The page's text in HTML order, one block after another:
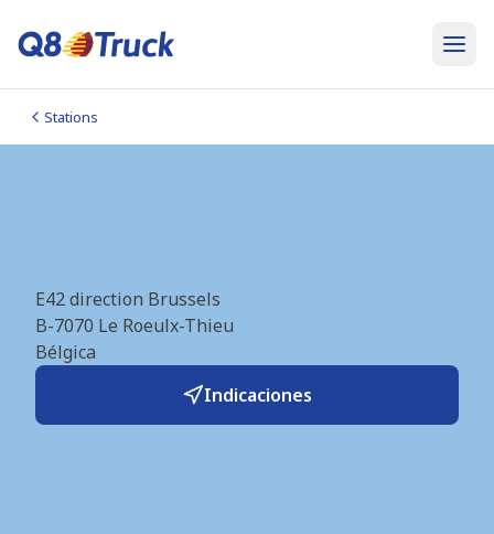
Stations
E42 direction Brussels
B-7070 Le Roeulx-Thieu
Bélgica
Indicaciones